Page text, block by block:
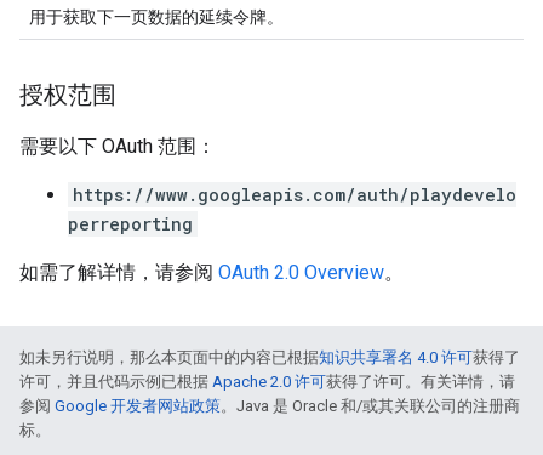
用于获取下一页数据的延续令牌。
授权范围
需要以下 OAuth 范围：
https://www.googleapis.com/auth/playdevelo
perreporting
如需了解详情，请参阅 OAuth 2.0 Overview。
如未另行说明，那么本页面中的内容已根据知识共享署名 4.0 许可获得了
许可，并且代码示例已根据 Apache 2.0 许可获得了许可。有关详情，请
参阅 Google 开发者网站政策。Java 是 Oracle 和/或其关联公司的注册商
标。